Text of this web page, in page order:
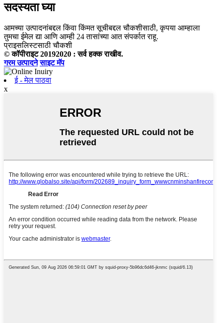
सदस्यता घ्या
आमच्या उत्पादनांबद्दल किंवा किंमत सूचीबद्दल चौकशीसाठी, कृपया आम्हाला
तुमचा ईमेल द्या आणि आम्ही 24 तासांच्या आत संपर्कात राहू.
प्राइसलिस्टसाठी चौकशी
© कॉपीराइट 20192020 : सर्व हक्क राखीव.
गरम उत्पादने साइट मॅप
ई - मेल पाठवा
x